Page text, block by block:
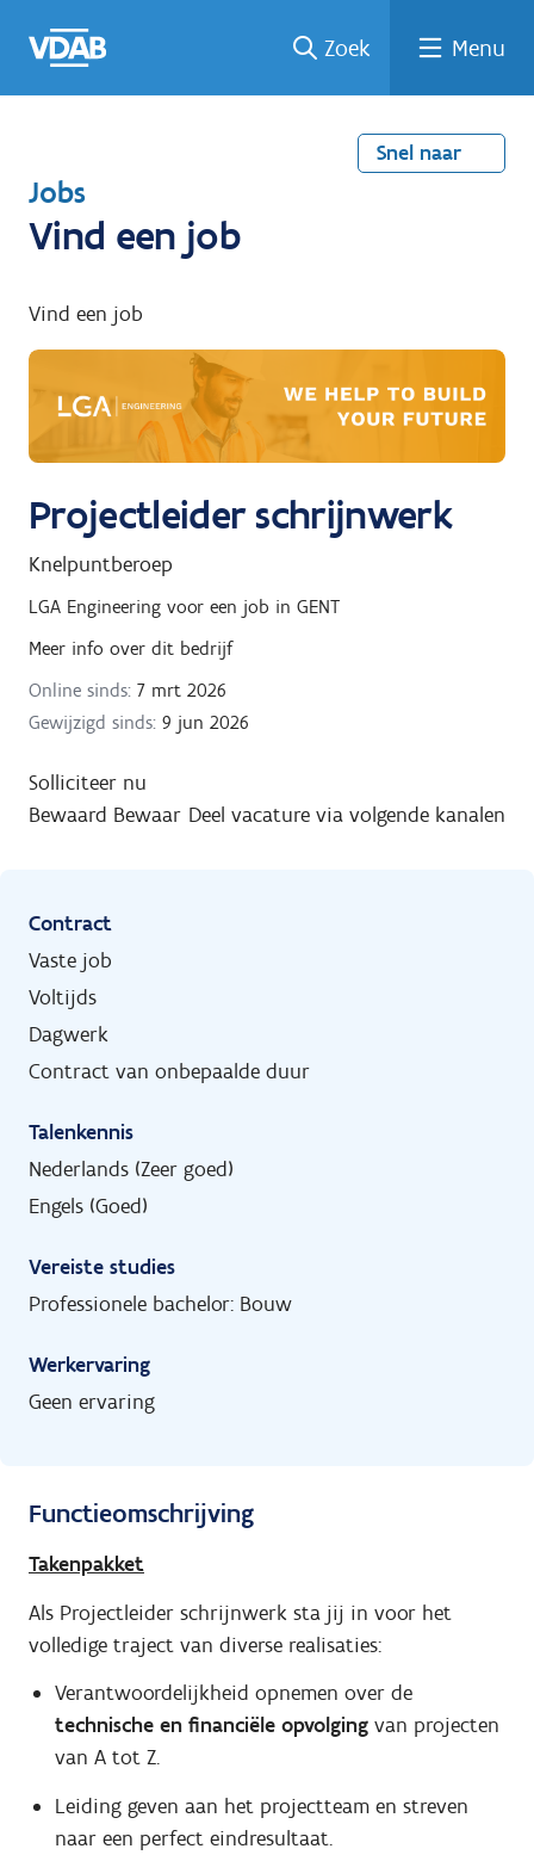
naar
een
een
job
naar
Zoek Menu
Snel naar
T
e
u
g
a
r
Jobs
Vind een job
Vind een job
Projectleider schrijnwerk
Knelpuntberoep
LGA Engineering voor een job in GENT
Meer info over dit bedrijf
Online sinds: 7 mrt 2026
Gewijzigd sinds: 9 jun 2026
Solliciteer nu
Bewaard Bewaar Deel vacature via volgende kanalen
Contract
Vaste job
Voltijds
Dagwerk
Contract van onbepaalde duur
Talenkennis
Nederlands (Zeer goed)
Engels (Goed)
Vereiste studies
Professionele bachelor: Bouw
Werkervaring
Geen ervaring
Functieomschrijving
Takenpakket
Als Projectleider schrijnwerk sta jij in voor het
volledige traject van diverse realisaties:
Verantwoordelijkheid opnemen over de
technische en financiële opvolgingvan projecten
van A tot Z.
Leiding geven aan het projectteam en streven
naar een perfect eindresultaat.